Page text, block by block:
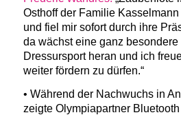
Osthoff der Familie
und fiel mir sofort durch ihre
da wächst eine ganz
Dressursport heran und ich
weiter fördern zu dürfen.“
• Während der Nachwuchs in
zeigte Olympiapartner